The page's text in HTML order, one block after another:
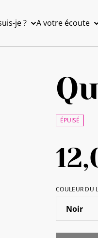
je ? A votre écoute
ÉPUISÉ
COULEUR DU